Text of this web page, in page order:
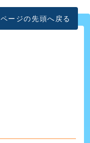
ページの先頭へ戻る